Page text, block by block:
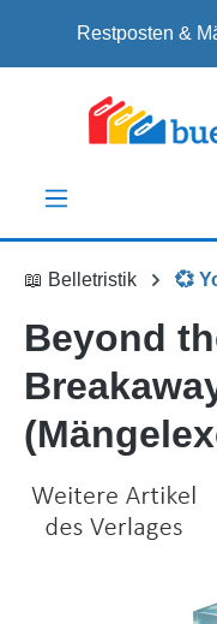
Zum Hauptinhalt
Restposten &
📖 Belletristik 💞
Beyond
Bildergalerie